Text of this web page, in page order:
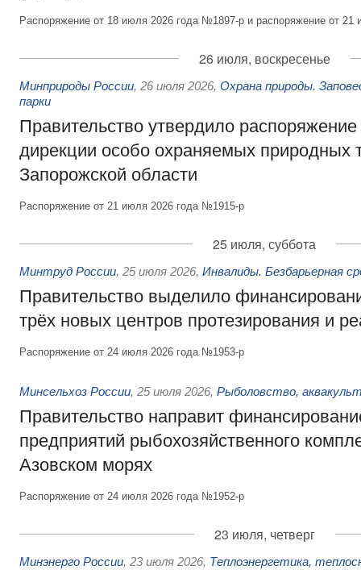
Распоряжение от 18 июля 2026 года №1897-р и распоряжение от
26 июля, воскресенье
Минприроды России, 26 июля 2026, Охрана природы.
парки
Правительство утвердило
дирекции особо охраняемых природных
Запорожской области
Распоряжение от 21 июля 2026 года №1915-р
25 июля, суббота
Минтруд России, 25 июля 2026, Инвалиды. Безбарьерная
Правительство выделило
трёх новых центров протезирования и
Распоряжение от 24 июля 2026 года №1953-р
Минсельхоз России, 25 июля 2026, Рыболовство,
Правительство направит
предприятий рыбохозяйственного
Азовском морях
Распоряжение от 24 июля 2026 года №1952-р
23 июля, четверг
Минэнерго России, 23 июля 2026, Теплоэнергетика,